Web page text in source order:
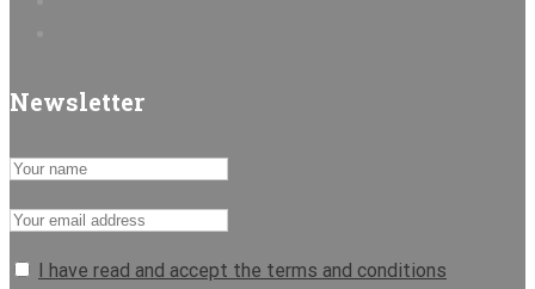
Newsletter
I have read and accept the terms and conditions